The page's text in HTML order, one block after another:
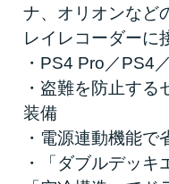
ナ、オリオンなど
レイレコーダーに
・PS4 Pro／PS4
・盗難を防止する
装備
・電源連動機能で
・「ダブルデッキ